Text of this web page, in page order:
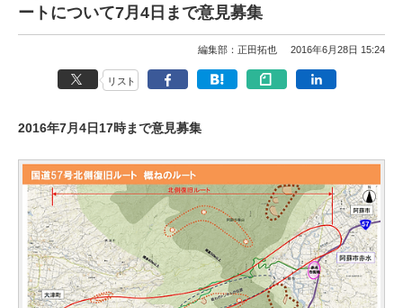
ートについて7月4日まで意見募集
編集部：正田拓也 2016年6月28日 15:24
リスト
2016年7月4日17時まで意見募集